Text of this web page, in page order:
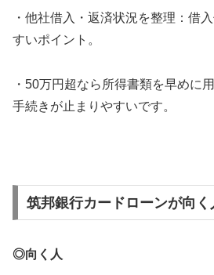
・他社借入・返済状況を整理：借
すいポイント。
・50万円超なら所得書類を早めに
手続きが止まりやすいです。
筑邦銀行カードローンが向く
◎向く人